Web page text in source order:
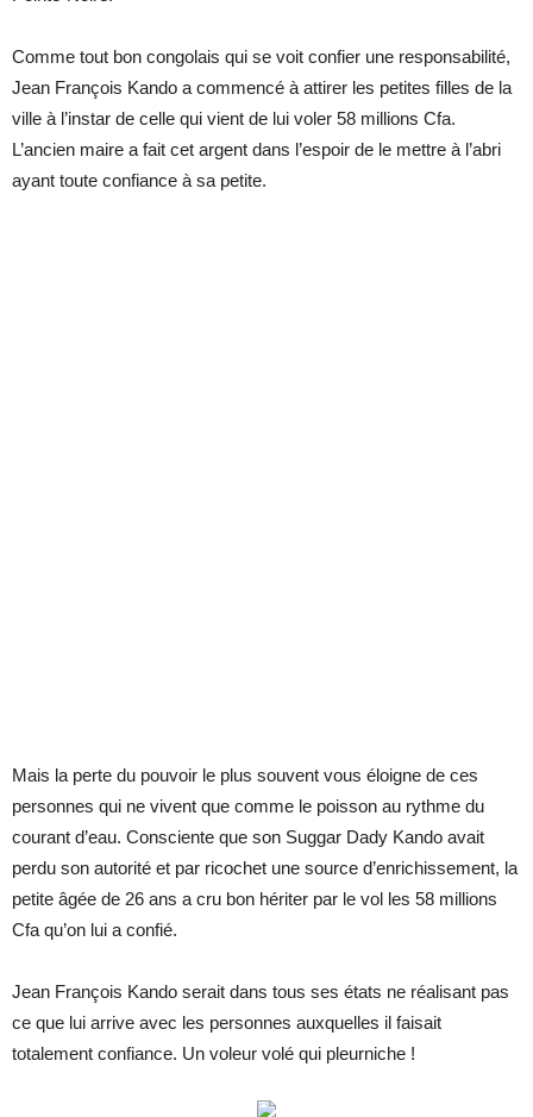
Comme tout bon congolais qui se voit confier une responsabilité,
Jean François Kando a commencé à attirer les petites filles de la
ville à l’instar de celle qui vient de lui voler 58 millions Cfa.
L’ancien maire a fait cet argent dans l’espoir de le mettre à l’abri
ayant toute confiance à sa petite.
Mais la perte du pouvoir le plus souvent vous éloigne de ces
personnes qui ne vivent que comme le poisson au rythme du
courant d’eau. Consciente que son Suggar Dady Kando avait
perdu son autorité et par ricochet une source d’enrichissement, la
petite âgée de 26 ans a cru bon hériter par le vol les 58 millions
Cfa qu’on lui a confié.
Jean François Kando serait dans tous ses états ne réalisant pas
ce que lui arrive avec les personnes auxquelles il faisait
totalement confiance. Un voleur volé qui pleurniche !